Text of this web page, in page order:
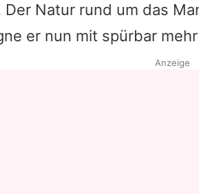
Der Natur rund um das
er nun mit spürbar
Anzeige